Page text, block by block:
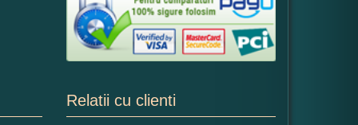
Relatii cu clienti